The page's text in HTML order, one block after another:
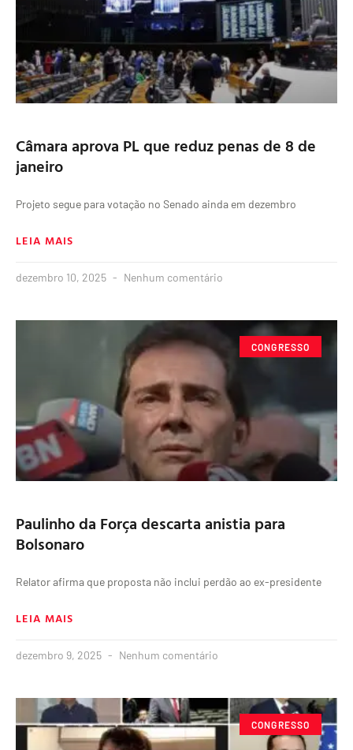
Câmara aprova PL que reduz penas de 8 de
janeiro
Projeto segue para votação no Senado ainda em dezembro
LEIA MAIS
dezembro 10, 2025 Nenhum comentário
CONGRESSO
Paulinho da Força descarta anistia para
Bolsonaro
Relator afirma que proposta não inclui perdão ao ex-presidente
LEIA MAIS
dezembro 9, 2025 Nenhum comentário
CONGRESSO